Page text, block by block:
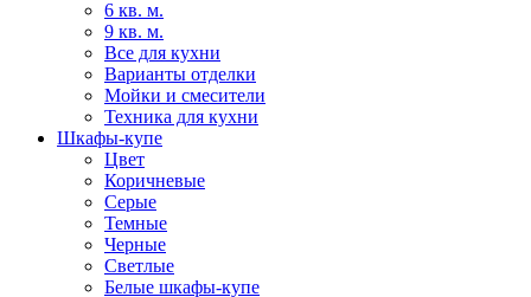
6 кв. м.
9 кв. м.
Все для кухни
Варианты отделки
Мойки и смесители
Техника для кухни
Шкафы-купе
Цвет
Коричневые
Серые
Темные
Черные
Светлые
Белые шкафы-купе